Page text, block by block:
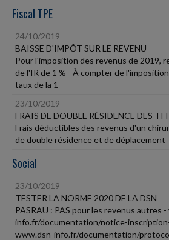
Fiscal TPE
24/10/2019
BAISSE D'IMPÔT SUR LE REVENU
Pour l'imposition des revenus de 2019,
de l'IR de 1 % - À compter de
taux de la 1
23/10/2019
FRAIS DE DOUBLE RÉSIDENCE DES
Frais déductibles des revenus d'un
de double résidence et de déplacement
Social
23/10/2019
TESTER LA NORME 2020 DE LA DSN
PASRAU : PAS pour les revenus autres
info.fr/documentation/notice-
www.dsn-info.fr/documentation/